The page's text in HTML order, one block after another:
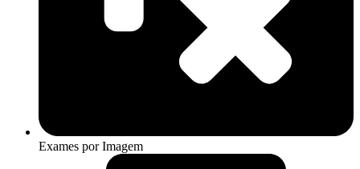
Exames por Imagem